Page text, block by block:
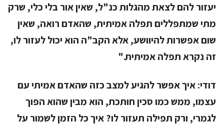
יעזור להם לצאת מהגלות כנ"ל, שאין אור בלי כלי, שרק
מתי שמתפללים תפלה אמיתית, שהאדם רואה, שאין
שום אפשרות להיוושע, אלא הקב"ה הוא יכול לעזור לו,
זה נקרא תפלה אמיתית."
דודי:איך אפשר להגיע למצב כזה שהאדם אמיתי עם
עצמו, ממש כמו סכין חותכת, הוא מבין שהוא הפוך
לגמרי, ורק תפילה תעזור לו? איך כל הזמן לשמור על